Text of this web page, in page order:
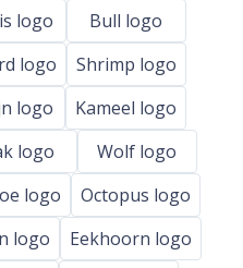
logo
Bull logo
logo
Shrimp logo
logo
Kameel logo
logo
Wolf logo
logo
Octopus logo
logo
Eekhoorn logo